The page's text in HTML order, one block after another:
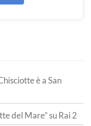
è a San
del Mare” su Rai 2